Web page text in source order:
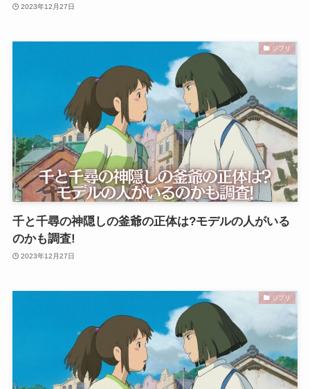
2023年12月27日
ジブリ
千と千尋の神隠しの釜爺の正体は?モデルの人がいる
のかも調査!
2023年12月27日
ジブリ